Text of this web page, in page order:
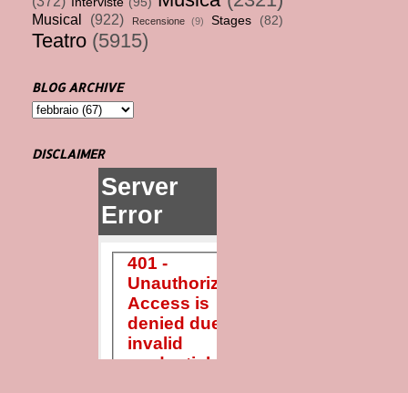
Musical (922) Recensione (9) Stages (82)
Teatro (5915)
BLOG ARCHIVE
DISCLAIMER